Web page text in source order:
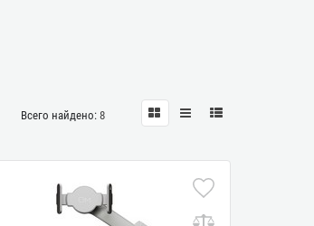
Всего найдено: 8